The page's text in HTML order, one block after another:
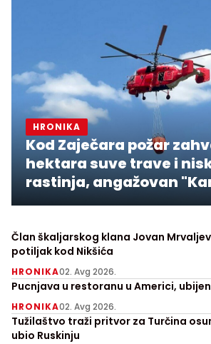
HRONIKA
Kod Zaječara požar
hektara suve trave i
rastinja, angažovan
Član škaljarskog klana Jovan
potiljak kod Nikšića
HRONIKA02. Avg 2026.
Pucnjava u restoranu u Americi,
HRONIKA02. Avg 2026.
Tužilaštvo traži pritvor za Turčina
ubio Ruskinju